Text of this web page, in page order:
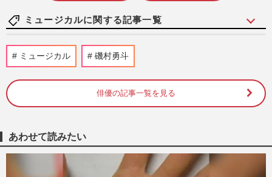
ミュージカルに関する記事一覧
水谷豊、趣里主演ドラマ『大空港』スター
ト直前の「三山凌輝の密会報道」に怒り心
週刊女性2026年8月11日号 2026/7/27
まりあとの“ホテル密会”報道翌日に実父店
の“新メニュー”差し入れ…
週刊女性PRIME
ミュージカル 磯村勇斗
俳優の記事一覧を見る
あわせて読みたい